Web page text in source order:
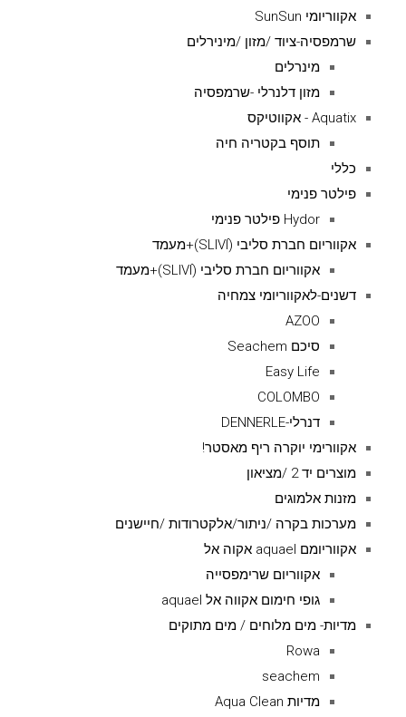
אקווריומי SunSun
שרמפסיה-ציוד /מזון /מינירלים
מינרלים
מזון דלנרלי -שרמפסיה
Aquatix - אקווטיקס
תוסף בקטריה חיה
כללי
פילטר פנימי
Hydor פילטר פנימי
אקווריום חברת סליבי (SLIVIׂׂ)+מעמד
אקווריום חברת סליבי (SLIVIׂׂ)+מעמד
דשנים-לאקווריומי צמחיה
AZOO
סיכם Seachem
Easy Life
COLOMBO
דנרלי-DENNERLE
אקוורימי יוקרה ריף מאסטר!
מוצרים יד 2 /מציאון
מזנות אלמוגים
מערכות בקרה /ניתור/אלקטרודות /חיישנים
אקווריומם aquael אקוה אל
אקווריום שרימפסייה
גופי חימום אקווה אל aquael
מדיות- מים מלוחים / מים מתוקים
Rowa
seachem
מדיות Aqua Clean